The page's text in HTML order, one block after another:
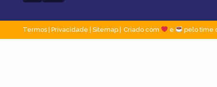
Termos Privacidade Sitemap Criado com e pelo time